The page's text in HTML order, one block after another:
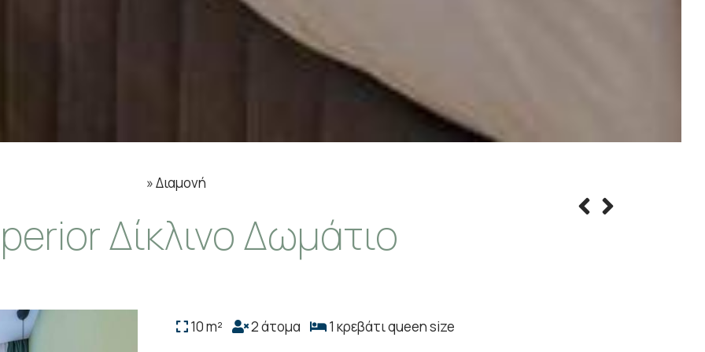
»Διαμονή
Δίκλινο Δωμάτιο
10 m² 2 άτομα
1 κρεβάτι queen size